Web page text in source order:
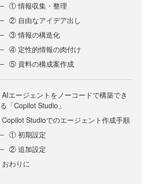
① 情報収集・整理
② 自由なアイデア出し
③ 情報の構造化
④ 定性的情報の肉付け
⑤ 資料の構成案作成
AIエージェントをノーコードで構築でき
る「Copilot Studio」
Copilot Studioでのエージェント作成手順
① 初期設定
② 追加設定
おわりに